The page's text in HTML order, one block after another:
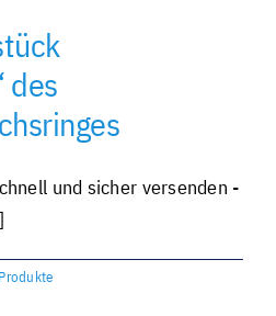
des
und sicher versenden -
Produkte
Individuell und personalisiert
Werben und Präsentieren
Verarbeitung · Lettershop